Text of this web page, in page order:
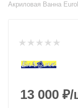
Акриловая Ванна
13 000 ₽/